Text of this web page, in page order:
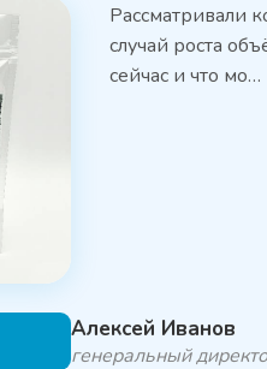
Рассматривали
случай роста
сейчас и что мо…
Алексей Иванов
генеральный